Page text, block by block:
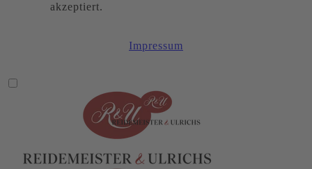
akzeptiert.
Impressum